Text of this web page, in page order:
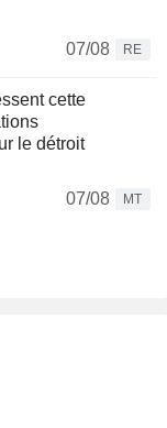
07/08
RE
cette
le détroit
07/08
MT